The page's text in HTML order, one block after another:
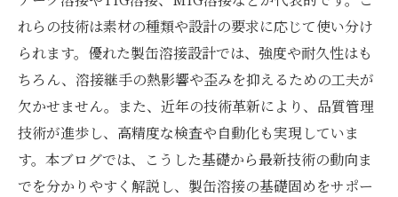
れらの技術は素材の種類や設計の要求に応じて使い分け
られます。優れた製缶溶接設計では、強度や耐久性はも
ちろん、溶接継手の熱影響や歪みを抑えるための工夫が
欠かせません。また、近年の技術革新により、品質管理
技術が進歩し、高精度な検査や自動化も実現していま
す。本ブログでは、こうした基礎から最新技術の動向ま
でを分かりやすく解説し、製缶溶接の基礎固めをサポー